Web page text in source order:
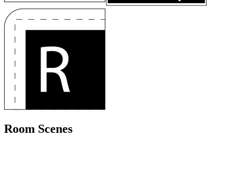
Room Scenes